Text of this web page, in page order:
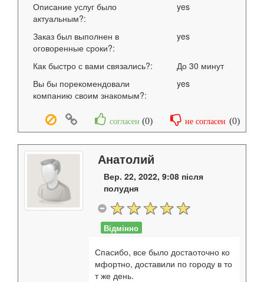
Описание услуг было
актуальным?:
yes
Заказ был выполнен в
оговоренные сроки?:
yes
Как быстро с вами связались?:
До 30 минут
Вы бы порекомендовали
компанию своим знакомым?:
yes
не согласен (0)
согласен (0)
Анатолий
Вер. 22, 2022, 9:08 після
полудня
Відмінно
Спасибо, все было достаоточно ко
мфортно, доставили по городу в то
т же день.